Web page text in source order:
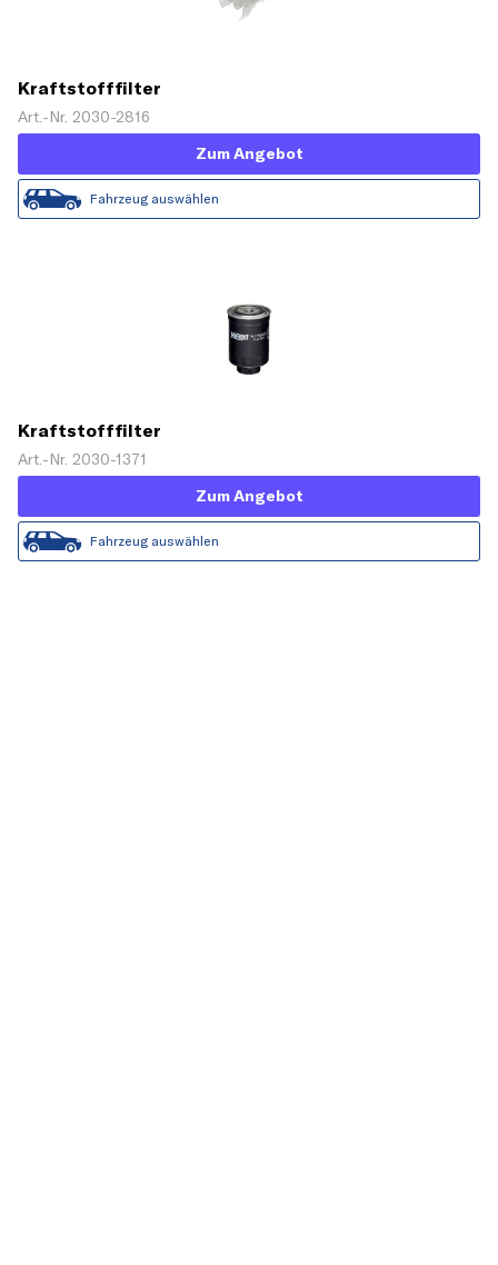
Kraftstofffilter
Art.-Nr. 2030-2816
Zum Angebot
Fahrzeug auswählen
Kraftstofffilter
Art.-Nr. 2030-1371
Zum Angebot
Fahrzeug auswählen